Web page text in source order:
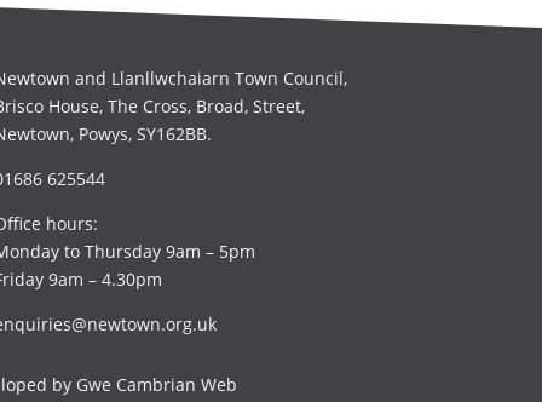
and Llanllwchaiarn Town Council,
House, The Cross, Broad, Street,
Powys, SY162BB.
625544
hours:
to Thursday 9am – 5pm
9am – 4.30pm
by Gwe Cambrian Web